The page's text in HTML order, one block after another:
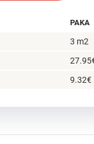
PAKA
3 m2
9.32€